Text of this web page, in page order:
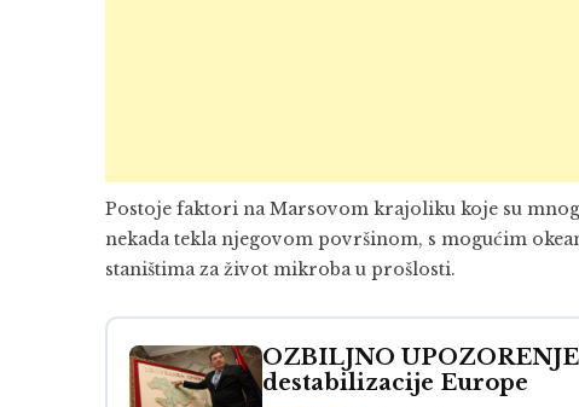
Postoje faktori na Marsovom krajoliku koje su
nekada tekla njegovom površinom, s mogućim
staništima za život mikroba u prošlosti.
OZBILJNO
destabilizacije Europe